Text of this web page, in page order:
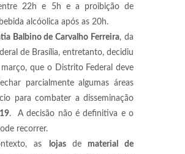
22h e 5h e a proibição de
alcóolica após as 20h.
Balbino de Carvalho Ferreira, da
de Brasília, entretanto, decidiu
que o Distrito Federal deve
parcialmente algumas áreas
para combater a disseminação
. A decisão não é definitiva e o
recorrer.
as
lojas dematerial de